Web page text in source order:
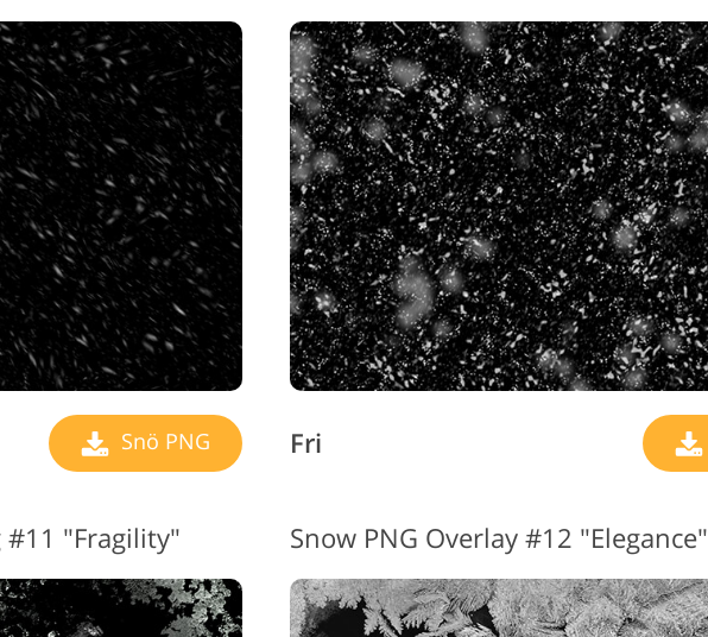
Snö PNG Fri
"Fragility" Snow PNG Overlay #12 "Elegance"